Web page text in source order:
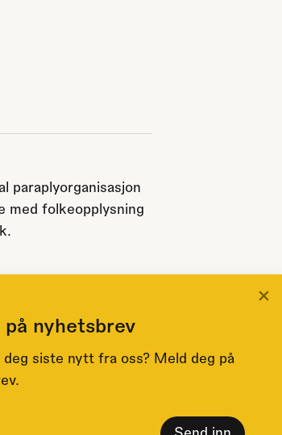
paraplyorganisasjon
med folkeopplysning
nyhetsbrev
siste nytt fra oss? Meld deg på
×